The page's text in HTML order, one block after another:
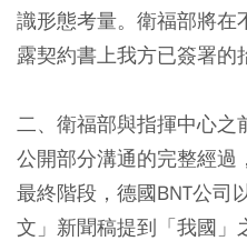
識形態考量。衛福部將在
露契約書上我方已簽署的
二、衛福部與指揮中心之
公開部分溝通的完整經
最終階段，德國BNT公司
文」新聞稿提到「我國」